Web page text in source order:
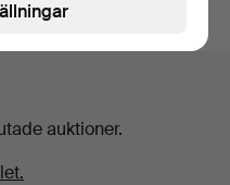
auktioner.